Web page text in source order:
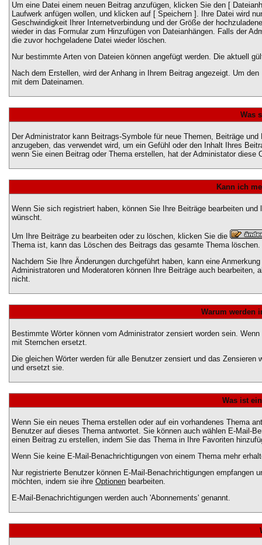
Um eine Datei einem neuen Beitrag anzufügen, klicken Sie den [
Laufwerk anfügen wollen, und klicken auf [ Speichern ]. Ihre Datei wird
Geschwindigkeit Ihrer Internetverbindung und der Größe der
wieder in das Formular zum Hinzufügen von Dateianhängen. Falls der
die zuvor hochgeladene Datei wieder löschen.
Nur bestimmte Arten von Dateien können angefügt werden. Die aktuell
Nach dem Erstellen, wird der Anhang in Ihrem Beitrag angezeigt. Um
mit dem Dateinamen.
Was
Der Administrator kann Beitrags-Symbole für neue Themen, Beiträge
anzugeben, das verwendet wird, um ein Gefühl oder den Inhalt Ihres
wenn Sie einen Beitrag oder Thema erstellen, hat der Administator diese
Kann ich
Wenn Sie sich registriert haben, können Sie Ihre Beiträge bearbeiten
wünscht.
Um Ihre Beiträge zu bearbeiten oder zu löschen, klicken Sie die
Thema ist, kann das Löschen des Beitrags das gesamte Thema löschen.
Nachdem Sie Ihre Änderungen durchgeführt haben, kann eine
Administratoren und Moderatoren können Ihre Beiträge auch
nicht.
Warum werden
Bestimmte Wörter können vom Administrator zensiert worden sein.
mit Sternchen ersetzt.
Die gleichen Wörter werden für alle Benutzer zensiert und das
und ersetzt sie.
Was ist
Wenn Sie ein neues Thema erstellen oder auf ein vorhandenes Thema
Benutzer auf dieses Thema antwortet. Sie können auch wählen E-Mail-
einen Beitrag zu erstellen, indem Sie das Thema in Ihre Favoriten
Wenn Sie keine E-Mail-Benachrichtigungen von einem Thema mehr
Nur registrierte Benutzer können E-Mail-Benachrichtigungen
möchten, indem sie ihre Optionen bearbeiten.
E-Mail-Benachrichtigungen werden auch 'Abonnements' genannt.